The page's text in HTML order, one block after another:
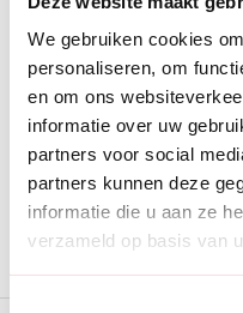
We gebruiken cookies
personaliseren, om
en om ons
informatie over uw
partners voor social
partners kunnen deze
informatie die u aan ze
verzameld op basis van
Toestemmingsselectie
hamer is aan 2 zijdes te
Lees meer
Betaal achteraf met
Gratis verzenden
14
dagen bedenktijd
Al
28 jaar
de
Nieuw:
Haal je
Stel een vraag over dit